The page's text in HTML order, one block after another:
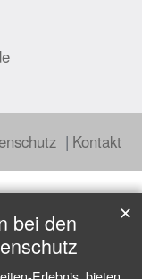
Kontakt
bei den
✕